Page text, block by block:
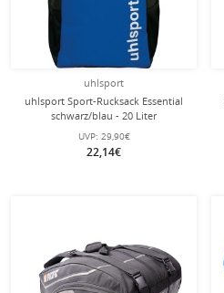
uhlsport
uhlsport Sport-Rucksack Essential
schwarz/blau - 20 Liter
UVP: 29,90€
22,14€